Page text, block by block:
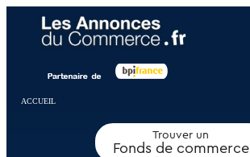
ACCUEIL
Trouver un
Fonds de commerce
Panneau de gestion des cookies